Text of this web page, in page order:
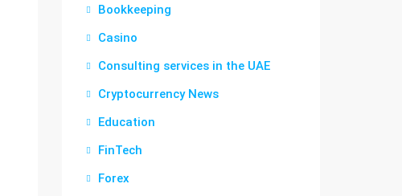
Bookkeeping
Casino
Consulting services in the UAE
Cryptocurrency News
Education
FinTech
Forex